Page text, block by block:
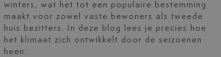
winters, wat het tot een populaire bestemming
maakt voor zowel vaste bewoners als tweede
huis bezitters. In deze blog lees je precies hoe
het klimaat zich ontwikkelt door de seizoenen
heen.